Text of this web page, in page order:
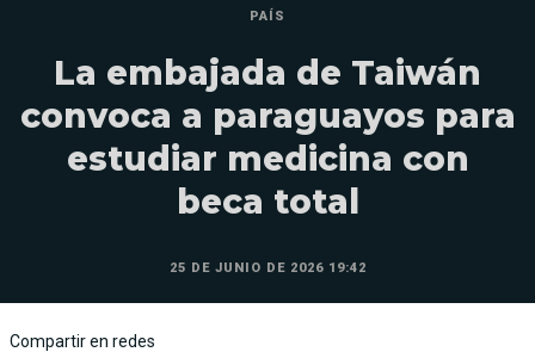
PAÍS
La embajada de Taiwán
convoca a paraguayos para
estudiar medicina con
beca total
25 DE JUNIO DE 2026 19:42
Compartir en redes